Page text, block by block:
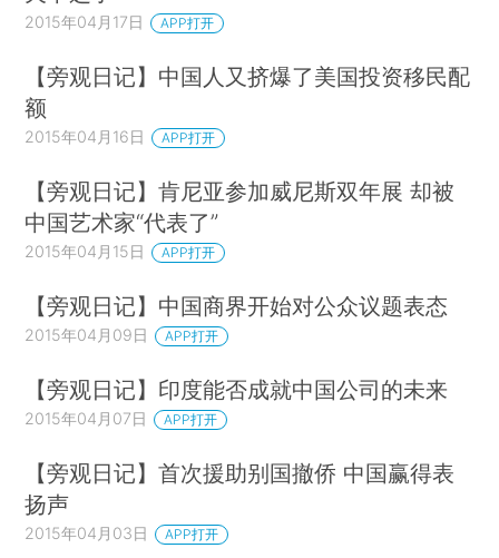
2015年04月17日 APP打开
【旁观日记】中国人又挤爆了美国投资移民配
额
2015年04月16日 APP打开
【旁观日记】肯尼亚参加威尼斯双年展 却被
中国艺术家“代表了”
2015年04月15日 APP打开
【旁观日记】中国商界开始对公众议题表态
2015年04月09日 APP打开
【旁观日记】印度能否成就中国公司的未来
2015年04月07日 APP打开
【旁观日记】首次援助别国撤侨 中国赢得表
扬声
2015年04月03日 APP打开